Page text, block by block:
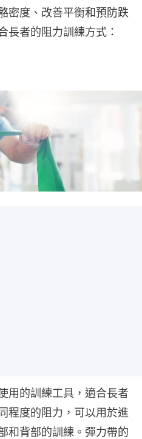
密度、改善平衡和預防跌
長者的阻力訓練方式：
用的訓練工具，適合長者
程度的阻力，可以用於進
和背部的訓練。彈力帶的